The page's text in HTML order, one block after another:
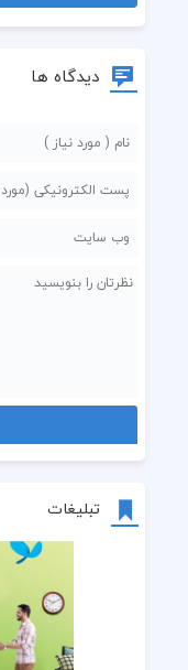
تبلیغات
دیدگاه ها